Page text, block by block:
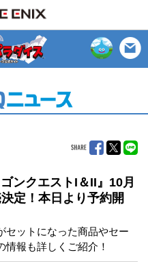
ンクエストI＆II』10月
定！本日より予約開
セットになった商品やセー
情報も詳しくご紹介！